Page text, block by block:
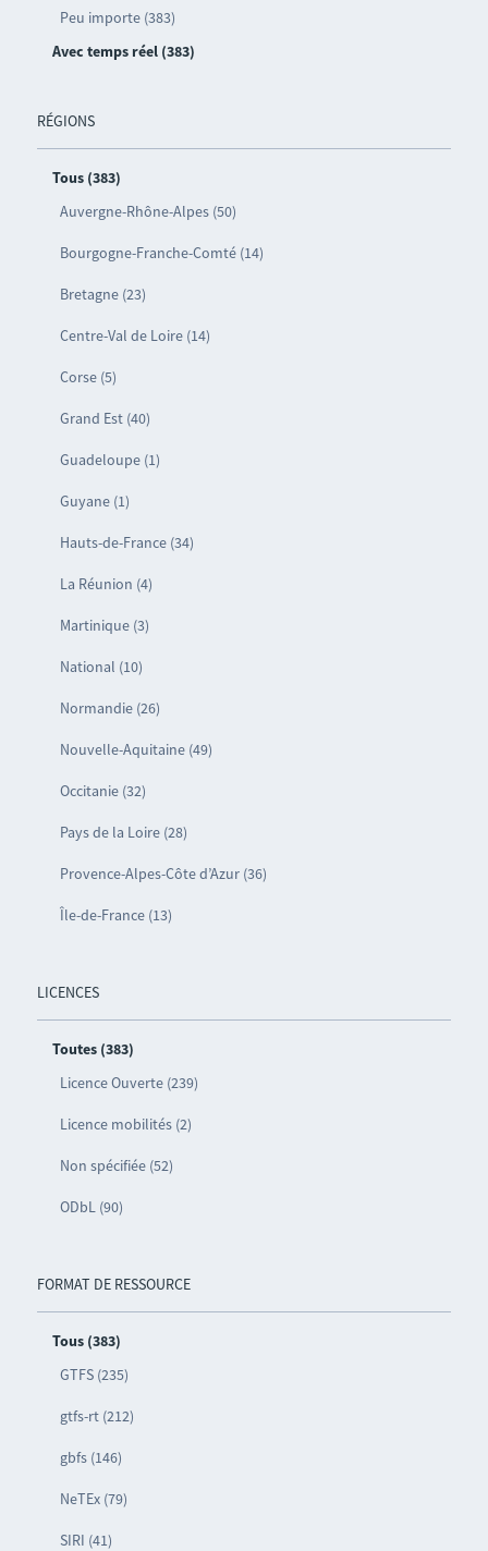
Peu importe (383)
Avec temps réel (383)
RÉGIONS
Tous (383)
Auvergne-Rhône-Alpes (50)
Bourgogne-Franche-Comté (14)
Bretagne (23)
Centre-Val de Loire (14)
Corse (5)
Grand Est (40)
Guadeloupe (1)
Guyane (1)
Hauts-de-France (34)
La Réunion (4)
Martinique (3)
National (10)
Normandie (26)
Nouvelle-Aquitaine (49)
Occitanie (32)
Pays de la Loire (28)
Provence-Alpes-Côte d’Azur (36)
Île-de-France (13)
LICENCES
Toutes (383)
Licence Ouverte (239)
Licence mobilités (2)
Non spécifiée (52)
ODbL (90)
FORMAT DE RESSOURCE
Tous (383)
GTFS (235)
gtfs-rt (212)
gbfs (146)
NeTEx (79)
SIRI (41)